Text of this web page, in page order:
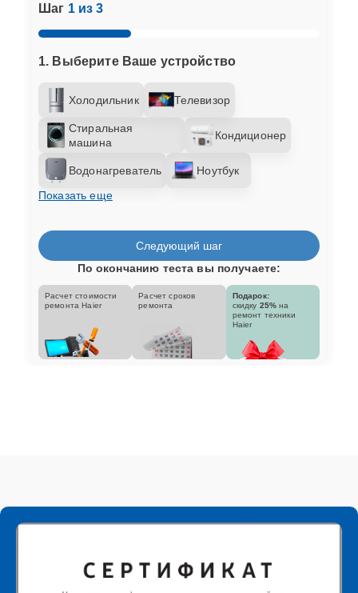
Шаг 1 из 3
1. Выберите Ваше устройство
Холодильник Телевизор
Стиральная
машина
Кондиционер
Водонагреватель
Ноутбук
Показать еще
Следующий шаг
По окончанию теста вы получаете:
Расчет стоимости
ремонта Haier
Расчет сроков
ремонта
Подарок:
скидку 25% на
ремонт техники
Haier